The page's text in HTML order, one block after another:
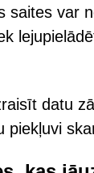
saites var
datu
piekļuvi